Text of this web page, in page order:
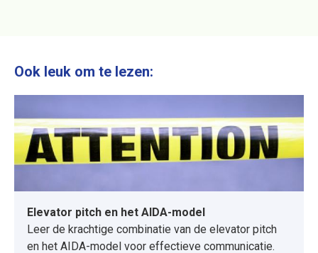
Ook leuk om te lezen:
Elevator pitch en het AIDA-model
Leer de krachtige combinatie van de elevator pitch
en het AIDA-model voor effectieve communicatie.